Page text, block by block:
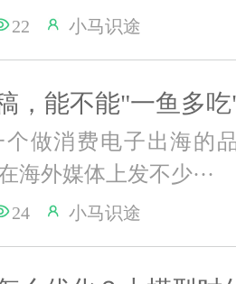
22 小马识途
做消费电子出海的
海外媒体上发不少···
24 小马识途